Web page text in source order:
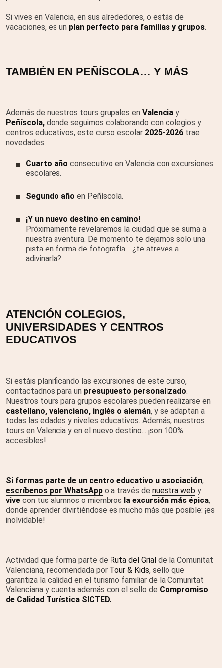
Si vives en Valencia, en sus alrededores, o estás de
vacaciones, es un plan perfecto para familias y grupos.
TAMBIÉN EN PEÑÍSCOLA… Y MÁS
Además de nuestros tours grupales en Valencia y
Peñíscola, donde seguimos colaborando con colegios y
centros educativos, este curso escolar 2025-2026 trae
novedades:
Cuarto año consecutivo en Valencia con excursiones
escolares.
Segundo año en Peñíscola.
¡Y un nuevo destino en camino!
Próximamente revelaremos la ciudad que se suma a
nuestra aventura. De momento te dejamos solo una
pista en forma de fotografía… ¿te atreves a
adivinarla?
ATENCIÓN COLEGIOS,
UNIVERSIDADES Y CENTROS
EDUCATIVOS
Si estáis planificando las excursiones de este curso,
contactadnos para un presupuesto personalizado.
Nuestros tours para grupos escolares pueden realizarse en
castellano, valenciano, inglés o alemán, y se adaptan a
todas las edades y niveles educativos. Además, nuestros
tours en Valencia y en el nuevo destino... ¡son 100%
accesibles!
Si formas parte de un centro educativo u asociación,
escríbenos por WhatsApp o a través de nuestra web y
vive con tus alumnos o miembros la excursión más épica,
donde aprender divirtiéndose es mucho más que posible: ¡es
inolvidable!
Actividad que forma parte de Ruta del Grial de la Comunitat
Valenciana, recomendada por Tour & Kids, sello que
garantiza la calidad en el turismo familiar de la Comunitat
Valenciana y cuenta además con el sello de Compromiso
de Calidad Turística SICTED.